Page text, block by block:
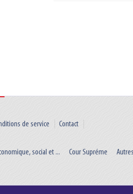
de service Contact
social et ... Cour Supréme